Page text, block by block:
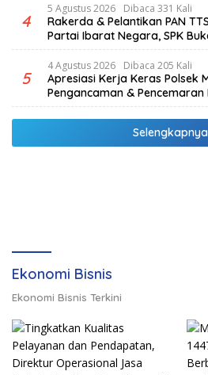
4
5 Agustus 2026 Dibaca 331 Kali
Rakerda & Pelantikan PAN
Partai Ibarat Negara, SPK
Hektar & Larangan Politik
5
4 Agustus 2026 Dibaca 205 Kali
Apresiasi Kerja Keras Polsek
Pengancaman &
Damai
Selengkapnya
Ekonomi Bisnis
Ekonomi Bisnis Terkini